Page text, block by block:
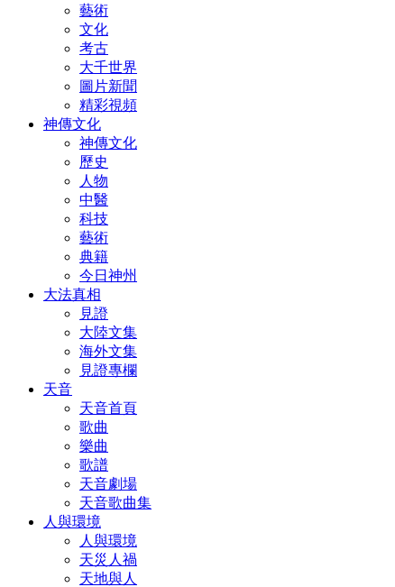
藝術
文化
考古
大千世界
圖片新聞
精彩視頻
神傳文化
神傳文化
歷史
人物
中醫
科技
藝術
典籍
今日神州
大法真相
見證
大陸文集
海外文集
見證專欄
天音
天音首頁
歌曲
樂曲
歌譜
天音劇場
天音歌曲集
人與環境
人與環境
天災人禍
天地與人